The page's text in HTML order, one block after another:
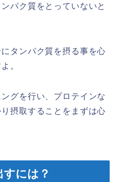
パク質をとっていないと
タンパク質を摂る事を心
。
グを行い、プロテインな
摂取することをまずは心
には？